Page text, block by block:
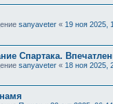
sanyaveter « 19 ноя 2025,
Спартака.
sanyaveter « 18 ноя 2025,